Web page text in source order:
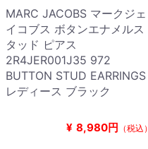
MARC JACOBS マークジェ
イコブス ボタンエナメルス
タッド ピアス
2R4JER001J35 972
BUTTON STUD EARRINGS
レディース ブラック
¥ 8,980円 （税込）